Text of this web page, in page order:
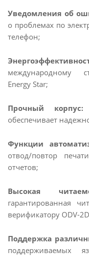
Уведомления об
о проблемах по
телефон;
международному
Energy Star;
Прочный корпус:
обеспечивает
Функции
отвод/повтор
отчетов;
Высокая
гарантированная
верификатору ODV-
Поддержка
поддерживаемых